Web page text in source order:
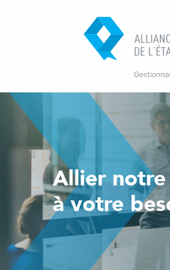
Allier
à votre